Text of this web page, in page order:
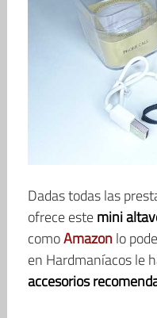
Dadas todas las
ofrece estemini
comoAmazonlo
en Hardmaníacos le
accesorios